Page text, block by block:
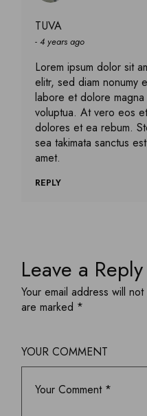
TUVA
4 years ago
Lorem ipsum dolor sit
elitr, sed diam nonumy
labore et dolore
voluptua. At vero eos
dolores et ea rebum.
sea takimata sanctus
amet.
REPLY
Leave a Reply
Your email address will
are marked *
YOUR COMMENT